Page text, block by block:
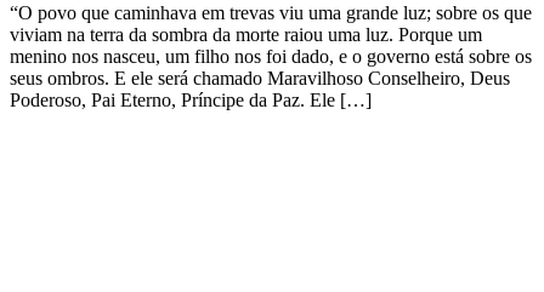
“O povo que caminhava em trevas viu uma grande luz; sobre os que
viviam na terra da sombra da morte raiou uma luz. Porque um
menino nos nasceu, um filho nos foi dado, e o governo está sobre os
seus ombros. E ele será chamado Maravilhoso Conselheiro, Deus
Poderoso, Pai Eterno, Príncipe da Paz. Ele […]